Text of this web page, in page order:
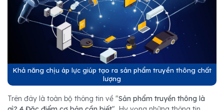
Khả năng chịu áp lực giúp tạo ra sản phẩm truyền thông chất
lượng
Trên đây là toàn bộ thông tin về "Sản phẩm truyền thông là